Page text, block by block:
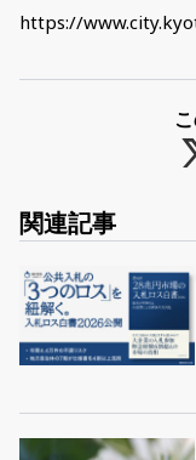
https://
関連記事